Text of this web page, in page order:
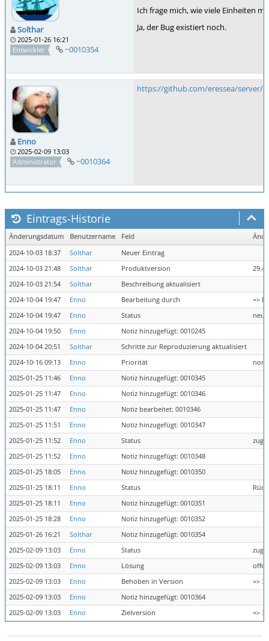
Solthar
2025-01-26 16:21
Entwickler
~0010354
Ich frage mich, wie viele Einheiten
Ja, der Bug existiert noch.
Enno
2025-02-09 13:03
Administrator
~0010364
https://github.com/eressea/server/
Eintrags-Historie
Änderungsdatum Benutzername Feld
2024-10-03 18:37
Solthar
Neuer Eintrag
2024-10-03 21:48
Solthar Produktversion
29.4
2024-10-03 21:54
Solthar
Beschreibung aktualisiert
2024-10-04 19:47
Enno Bearbeitung durch
=>
2024-10-04 19:47
Enno Status
neu
2024-10-04 19:50
Enno
Notiz hinzugefügt: 0010245
2024-10-04 20:51
Solthar
Schritte zur Reproduzierung aktualisiert
2024-10-16 09:13
Enno Priorität
2025-01-25 11:46
Enno
Notiz hinzugefügt: 0010345
2025-01-25 11:47
Enno
Notiz hinzugefügt: 0010346
2025-01-25 11:47
Enno
Notiz bearbeitet: 0010346
2025-01-25 11:51
Enno
Notiz hinzugefügt: 0010347
2025-01-25 11:52
Enno Status
2025-01-25 11:52
Enno
Notiz hinzugefügt: 0010348
2025-01-25 18:05
Enno
Notiz hinzugefügt: 0010350
2025-01-25 18:11
Enno Status
2025-01-25 18:11
Enno
Notiz hinzugefügt: 0010351
2025-01-25 18:28
Enno
Notiz hinzugefügt: 0010352
2025-01-26 16:21
Solthar
Notiz hinzugefügt: 0010354
2025-02-09 13:03
Enno Status
2025-02-09 13:03
Enno Lösung
2025-02-09 13:03
Enno Behoben in Version
=>
2025-02-09 13:03
Enno
Notiz hinzugefügt: 0010364
2025-02-09 13:03
Enno Zielversion =>